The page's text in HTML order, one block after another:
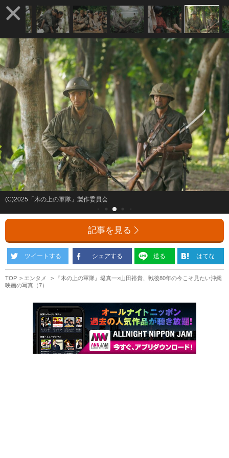
(C)2025「木の上の軍隊」製作委員会
記事を見る
ツイートする シェアする 送る はてな
TOP エンタメ
『木の上の軍隊』堤真一×山田裕貴、戦後80年の今こそ見たい沖縄
映画の写真（7）